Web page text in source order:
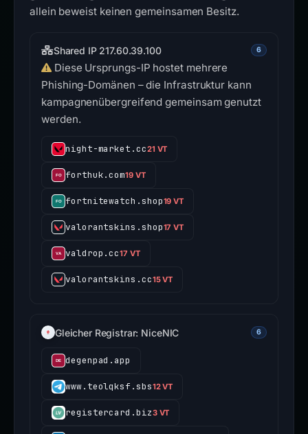
allein beweist keinen gemeinsamen Besitz.
Shared IP 217.60.39.100 6
Diese Ursprungs-IP hostet mehrere
Phishing-Domänen – die Infrastruktur kann
kampagnenübergreifend gemeinsam genutzt
werden.
night-market.cc21 VT
forthuk.com19 VT
fortnitewatch.shop19 VT
valorantskins.shop17 VT
valdrop.cc17 VT
valorantskins.cc15 VT
Gleicher Registrar: NiceNIC 6
degenpad.app
www.teolqksf.sbs12 VT
registercard.biz3 VT